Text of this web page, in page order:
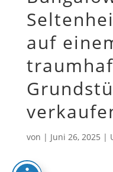
auf
von | Juni 26, 2025 |